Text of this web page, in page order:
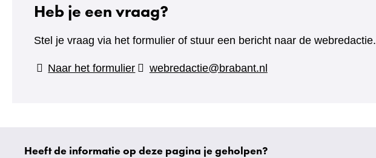
Heb je een vraag?
Stel je vraag via het formulier of stuur een bericht naar de webredactie.
Naar het formulier(verwijst
webredactie@brabant.nl
Uw
Heeft de informatie op deze pagina je geholpen?